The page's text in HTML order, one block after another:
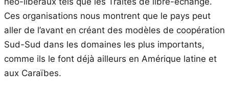
Ces organisations nous montrent que le pays peut
aller de l’avant en créant des modèles de coopération
Sud-Sud dans les domaines les plus importants,
comme ils le font déjà ailleurs en Amérique latine et
aux Caraïbes.